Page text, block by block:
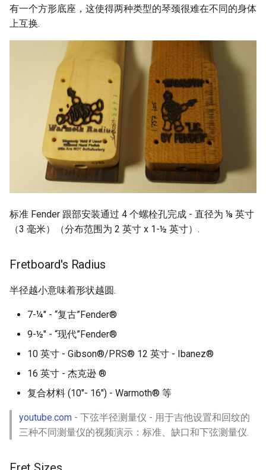
Diversity
开源支持者
Visual Regression Testing
Theravada
inspectIT
开源项目维护者
Calculators
Jupyter
Humane Technology
Speakers
Software Patreons
Parasite
有一个方形底座，这使得两种类型的琴颈很难在不同的身体
上互换.
标准 Fender 跟部安装通过 4 个螺栓孔完成 - 直径为 ⅛ 英寸
（3 毫米）（分布范围为 2 英寸 x 1-½ 英寸）.
Fretboard's Radius
半径越小意味着形状越圆.
7-¼" - “复古”Fender®
9-½" - “现代”Fender®
10 英寸 - Gibson®/PRS® 12 英寸 - Ibanez®
16 英寸 - 杰克逊 ®
复合材料 (10"- 16") - Warmoth® 等
youtube.com - 下弦半径测量仪 - 用于吉他设置和回纹的
三种不同测量仪的视频演示：标准、缺口和下弦测量仪.